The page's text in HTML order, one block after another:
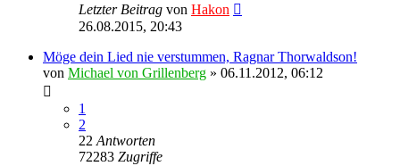
Letzter Beitrag von Hakon
26.08.2015, 20:43
Möge dein Lied nie verstummen, Ragnar Thorwaldson!
von Michael von Grillenberg » 06.11.2012, 06:12
1
2
22Antworten
72283 Zugriffe